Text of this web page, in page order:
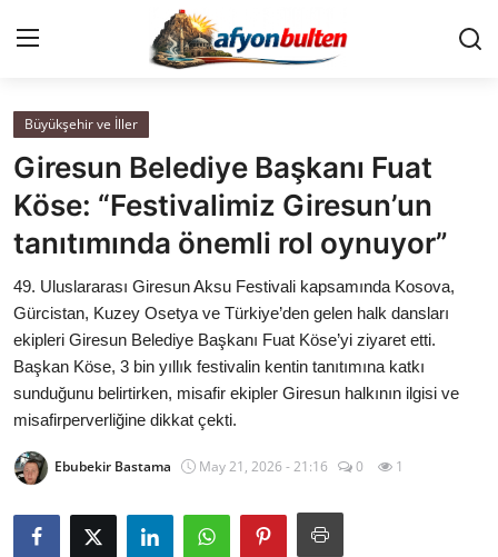
Anasayfa
Cumhurbaşkanlığı
Genel Merkez
Büyükşehir ve İller
Valilikler
Gallery
Bakanlıklar
İl / İlçe Başkanlıkları
Büyükşehir ve İller
Giresun Belediye Başkanı Fuat
Köse: “Festivalimiz Giresun’un
tanıtımında önemli rol oynuyor”
49. Uluslararası Giresun Aksu Festivali kapsamında Kosova,
Gürcistan, Kuzey Osetya ve Türkiye’den gelen halk dansları
ekipleri Giresun Belediye Başkanı Fuat Köse’yi ziyaret etti.
Başkan Köse, 3 bin yıllık festivalin kentin tanıtımına katkı
sunduğunu belirtirken, misafir ekipler Giresun halkının ilgisi ve
misafirperverliğine dikkat çekti.
Ebubekir Bastama May 21, 2026 - 21:16 0 1